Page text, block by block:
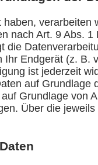
nach Art. 9 Abs.
die
Endgerät (z.
ist jederzeit
auf
Grundlage von
Über die